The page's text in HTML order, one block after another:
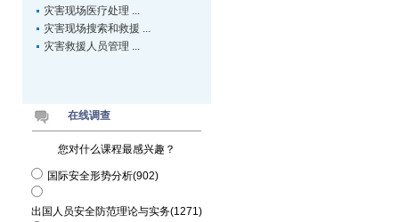
灾害现场医疗处理 ...
灾害现场搜索和救援 ...
灾害救援人员管理 ...
在线调查
您对什么课程最感兴趣？
国际安全形势分析(902)
出国人员安全防范理论与实务(1271)